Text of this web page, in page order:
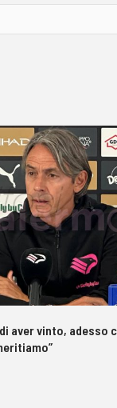
aver vinto, adesso